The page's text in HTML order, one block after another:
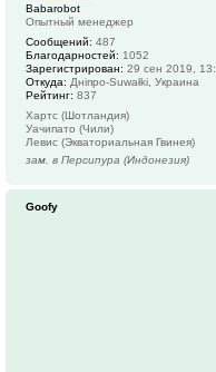
Babarobot
Опытный менеджер
Сообщений: 487
Благодарностей: 1052
Зарегистрирован: 29 сен 2019,
Откуда: Дніпро-Suwałki, Украина
Рейтинг: 837
Хартс (Шотландия)
Уачипато (Чили)
Левис (Экваториальная Гвинея)
зам. в Персипура (Индонезия)
Goofy